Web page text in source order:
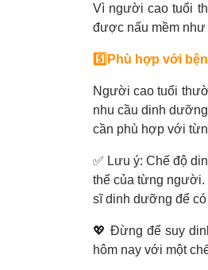
Vì người cao tuổi
được nấu mềm như
5️⃣Phù hợp với
Người cao tuổi
nhu cầu dinh
cần phù hợp với
✅ Lưu ý: Chế độ
thể của từng người.
sĩ dinh dưỡng để
💖 Đừng để suy
hôm nay với một